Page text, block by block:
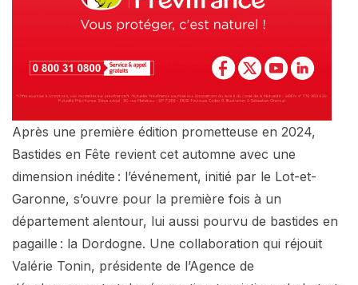
Après une première édition prometteuse en 2024,
Bastides en Fête revient cet automne avec une
dimension inédite : l’événement, initié par le Lot-et-
Garonne, s’ouvre pour la première fois à un
département alentour, lui aussi pourvu de bastides en
pagaille : la Dordogne. Une collaboration qui réjouit
Valérie Tonin, présidente de l’Agence de